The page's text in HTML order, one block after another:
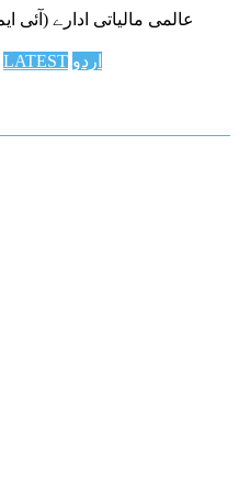
LATEST اردو